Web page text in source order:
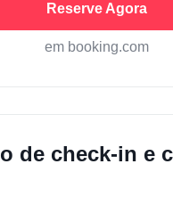
Reserve Agora
em booking.com
de check-in e